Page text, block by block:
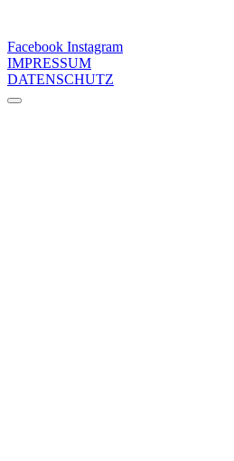
Facebook Instagram
IMPRESSUM
DATENSCHUTZ